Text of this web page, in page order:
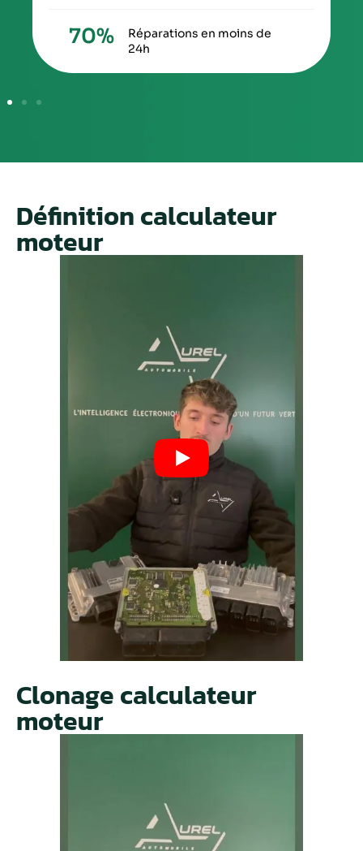
Réparations en moins de
24h
70%
Définition calculateur
moteur
Clonage calculateur
moteur